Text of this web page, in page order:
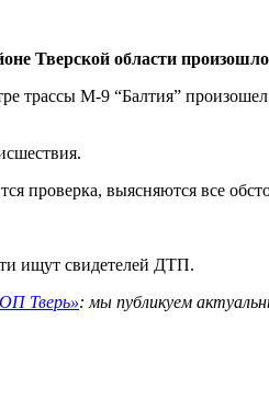
Тверской области
трассы М-9 “Балтия”
проверка, выясняются все
ищут свидетелей ДТП.
Тверь»: мы публикуем